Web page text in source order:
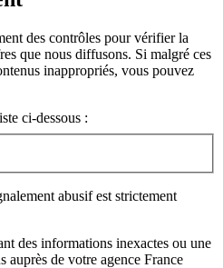
des contrôles pour vérifier la
que nous diffusons. Si malgré ces
inappropriés, vous pouvez
ci-dessous :
abusif est strictement
des informations inexactes ou une
auprès de votre agence France